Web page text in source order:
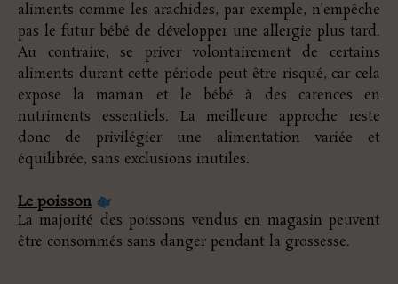
aliments comme les arachides, par exemple, n’empêche
pas le futur bébé de développer une allergie plus tard.
Au contraire, se priver volontairement de certains
aliments durant cette période peut être risqué, car cela
expose la maman et le bébé à des carences en
nutriments essentiels. La meilleure approche reste
donc de privilégier une alimentation variée et
équilibrée, sans exclusions inutiles.
Le poisson
La majorité des poissons vendus en magasin peuvent
être consommés sans danger pendant la grossesse.